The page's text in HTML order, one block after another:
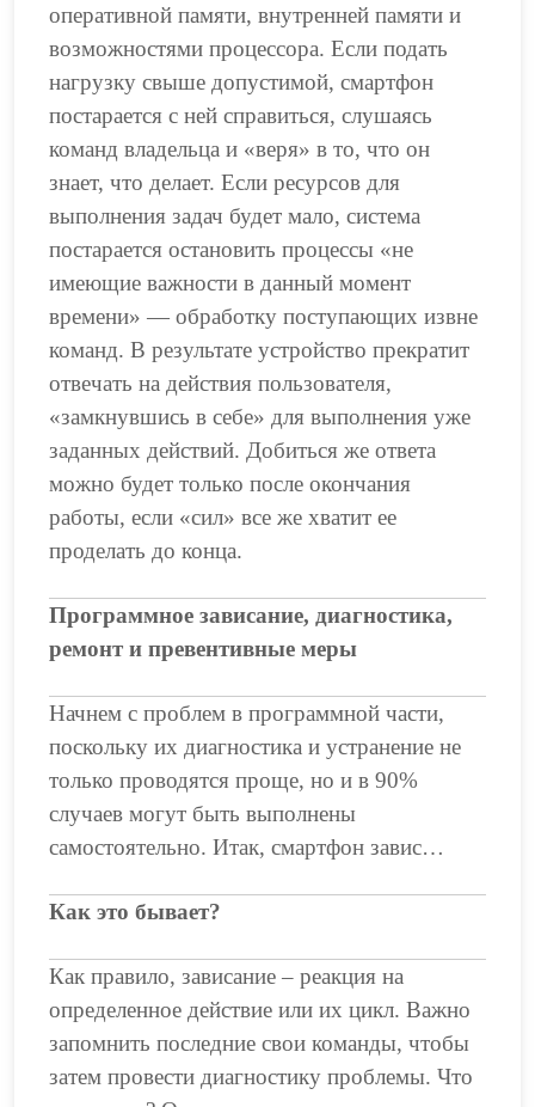
оперативной памяти, внутренней памяти и
возможностями процессора. Если подать
нагрузку свыше допустимой, смартфон
постарается с ней справиться, слушаясь
команд владельца и «веря» в то, что он
знает, что делает. Если ресурсов для
выполнения задач будет мало, система
постарается остановить процессы «не
имеющие важности в данный момент
времени» — обработку поступающих извне
команд. В результате устройство прекратит
отвечать на действия пользователя,
«замкнувшись в себе» для выполнения уже
заданных действий. Добиться же ответа
можно будет только после окончания
работы, если «сил» все же хватит ее
проделать до конца.
Программное зависание, диагностика,
ремонт и превентивные меры
Начнем с проблем в программной части,
поскольку их диагностика и устранение не
только проводятся проще, но и в 90%
случаев могут быть выполнены
самостоятельно. Итак, смартфон завис…
Как это бывает?
Как правило, зависание – реакция на
определенное действие или их цикл. Важно
запомнить последние свои команды, чтобы
затем провести диагностику проблемы. Что